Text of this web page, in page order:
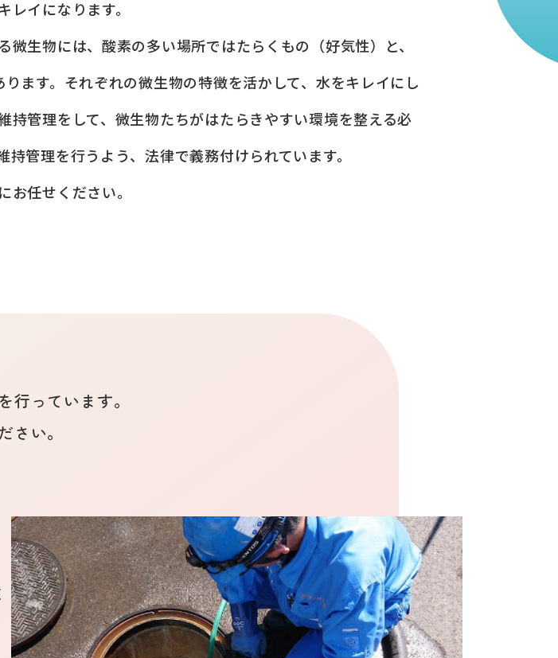
イになります。
生物には、酸素の多い場所ではたらくもの（好気性）と、
ます。それぞれの微生物の特徴を活かして、水をキレイにし
管理をして、微生物たちがはたらきやすい環境を整える必
管理を行うよう、法律で義務付けられています。
任せください。
っています。
い。